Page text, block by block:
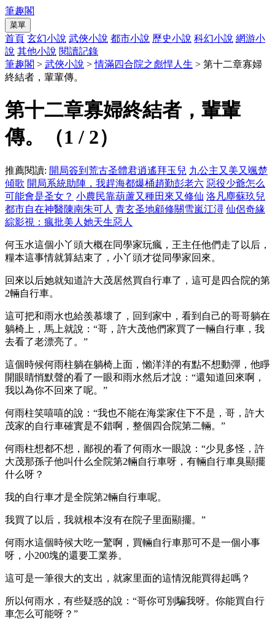
筆趣閣
菜單
首頁 玄幻小說 武俠小說 都市小說 歷史小說 科幻小說 網游小
說 其他小說 閱讀記錄
筆趣閣 > 武俠小說 >情滿四合院之彪悍人生 > 第十二章寡婦
終結者，輩輩傳。
第十二章寡婦終結者，輩輩
傳。（1 / 2）
推薦閱讀: 開局簽到荒古圣體君逍遙拜玉兒 九公主又美又颯楚
傾歌 開局系統助陣，我趕海都爆桶趙勤彭老六 惡役少爺怎么
可能會是圣女？ 小農民靠葫蘆又種田來又修仙 洛凡塵蘇玖兒
都市自在神醫陳南朱可人 青玄圣地顧修關雪嵐江潯 仙侶奇緣
綜影視：瘋批美人她天生惡人
何玉水這個小丫頭大概在同學家玩瘋，王主任他們走了以后，
糧本這事情就算結束了，小丫頭才從同學家回來。
回來以后她就知道許大茂居然買自行車了，這可是四合院的第
2輛自行車。
這可把和雨水也給羨慕壞了，回到家中，看到自己的哥哥躺在
躺椅上，馬上就說：“哥，許大茂他們家買了一輛自行車，我
去看了老漂亮了。”
這個時候何雨柱躺在躺椅上面，懶洋洋的有點不想動彈，他睜
開眼睛悄默聲的看了一眼和雨水然后才說：“還知道回來啊，
我以為你不回來了呢。”
何雨柱笑嘻嘻的說：“我也不能在海棠家住下不是，哥，許大
茂家的自行車確實是不錯啊，整個四合院第二輛。”
何雨柱想都不想，鄙視的看了何雨水一眼說：“少見多怪，許
大茂那孫子他叫什么全院第2輛自行車呀，有輛自行車臭顯擺
什么呀？
我的自行車才是全院第2輛自行車呢。
我買了以后，我就根本沒有在院子里面顯擺。”
何雨水這個時候大吃一驚啊，買輛自行車那可不是一個小事
呀，小200塊的還要工業券。
這可是一筆很大的支出，就家里面的這情況能買得起嗎？
所以何雨水，有些疑惑的說：“哥你可別騙我呀。你能買自行
車怎么可能呀？”